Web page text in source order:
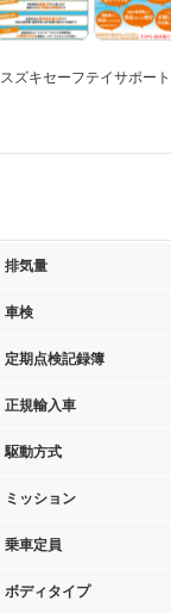
ズキセーフテイサポ
排気量
車検
定期点検記録簿
正規輸入車
駆動方式
ミッション
乗車定員
ボディタイプ